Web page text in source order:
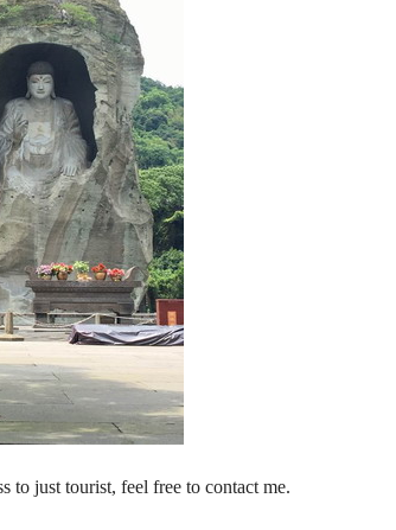
to just tourist, feel free to contact me.